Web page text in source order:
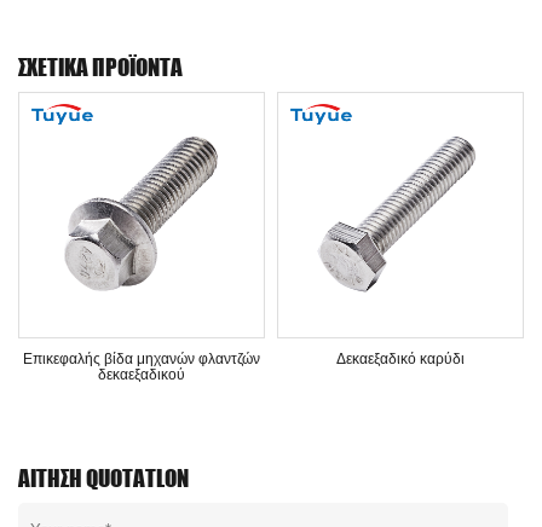
ΣΧΕΤΙΚΆ ΠΡΟΪΌΝΤΑ
Επικεφαλής βίδα μηχανών φλαντζών
δεκαεξαδικού
Δεκαεξαδικό καρύδι
ΑΊΤΗΣΗ QUOTATLON